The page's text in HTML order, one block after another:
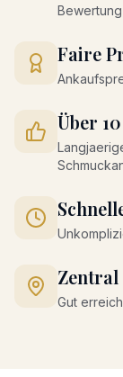
Bewertung
Faire
Über
Gut